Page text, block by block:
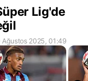
Lig'de
Ağustos 2025, 01:49